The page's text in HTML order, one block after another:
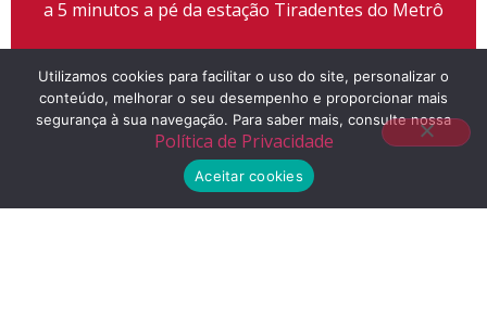
a 5 minutos a pé da estação Tiradentes do Metrô
Telefone
(11) 2155-3300
Utilizamos cookies para facilitar o uso do site, personalizar o
conteúdo, melhorar o seu desempenho e proporcionar mais
segurança à sua navegação. Para saber mais, consulte nossa
Política de Privacidade
Aceitar cookies